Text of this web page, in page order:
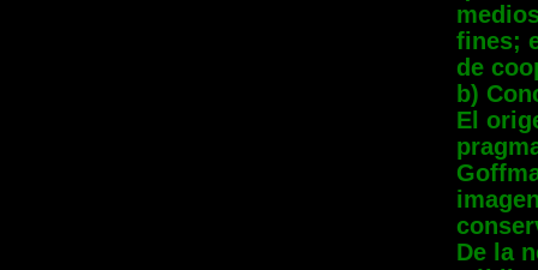
fines;
de
b)
El
De la